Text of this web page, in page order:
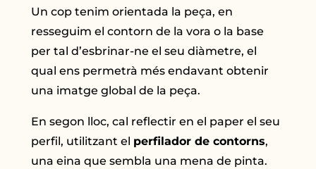
Un cop tenim orientada la peça, en
resseguim el contorn de la vora o la base
per tal d’esbrinar-ne el seu diàmetre, el
qual ens permetrà més endavant obtenir
una imatge global de la peça.
En segon lloc, cal reflectir en el paper el seu
perfil, utilitzant el perfilador de contorns,
una eina que sembla una mena de pinta.